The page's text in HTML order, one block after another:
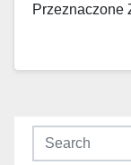
Przeznaczone